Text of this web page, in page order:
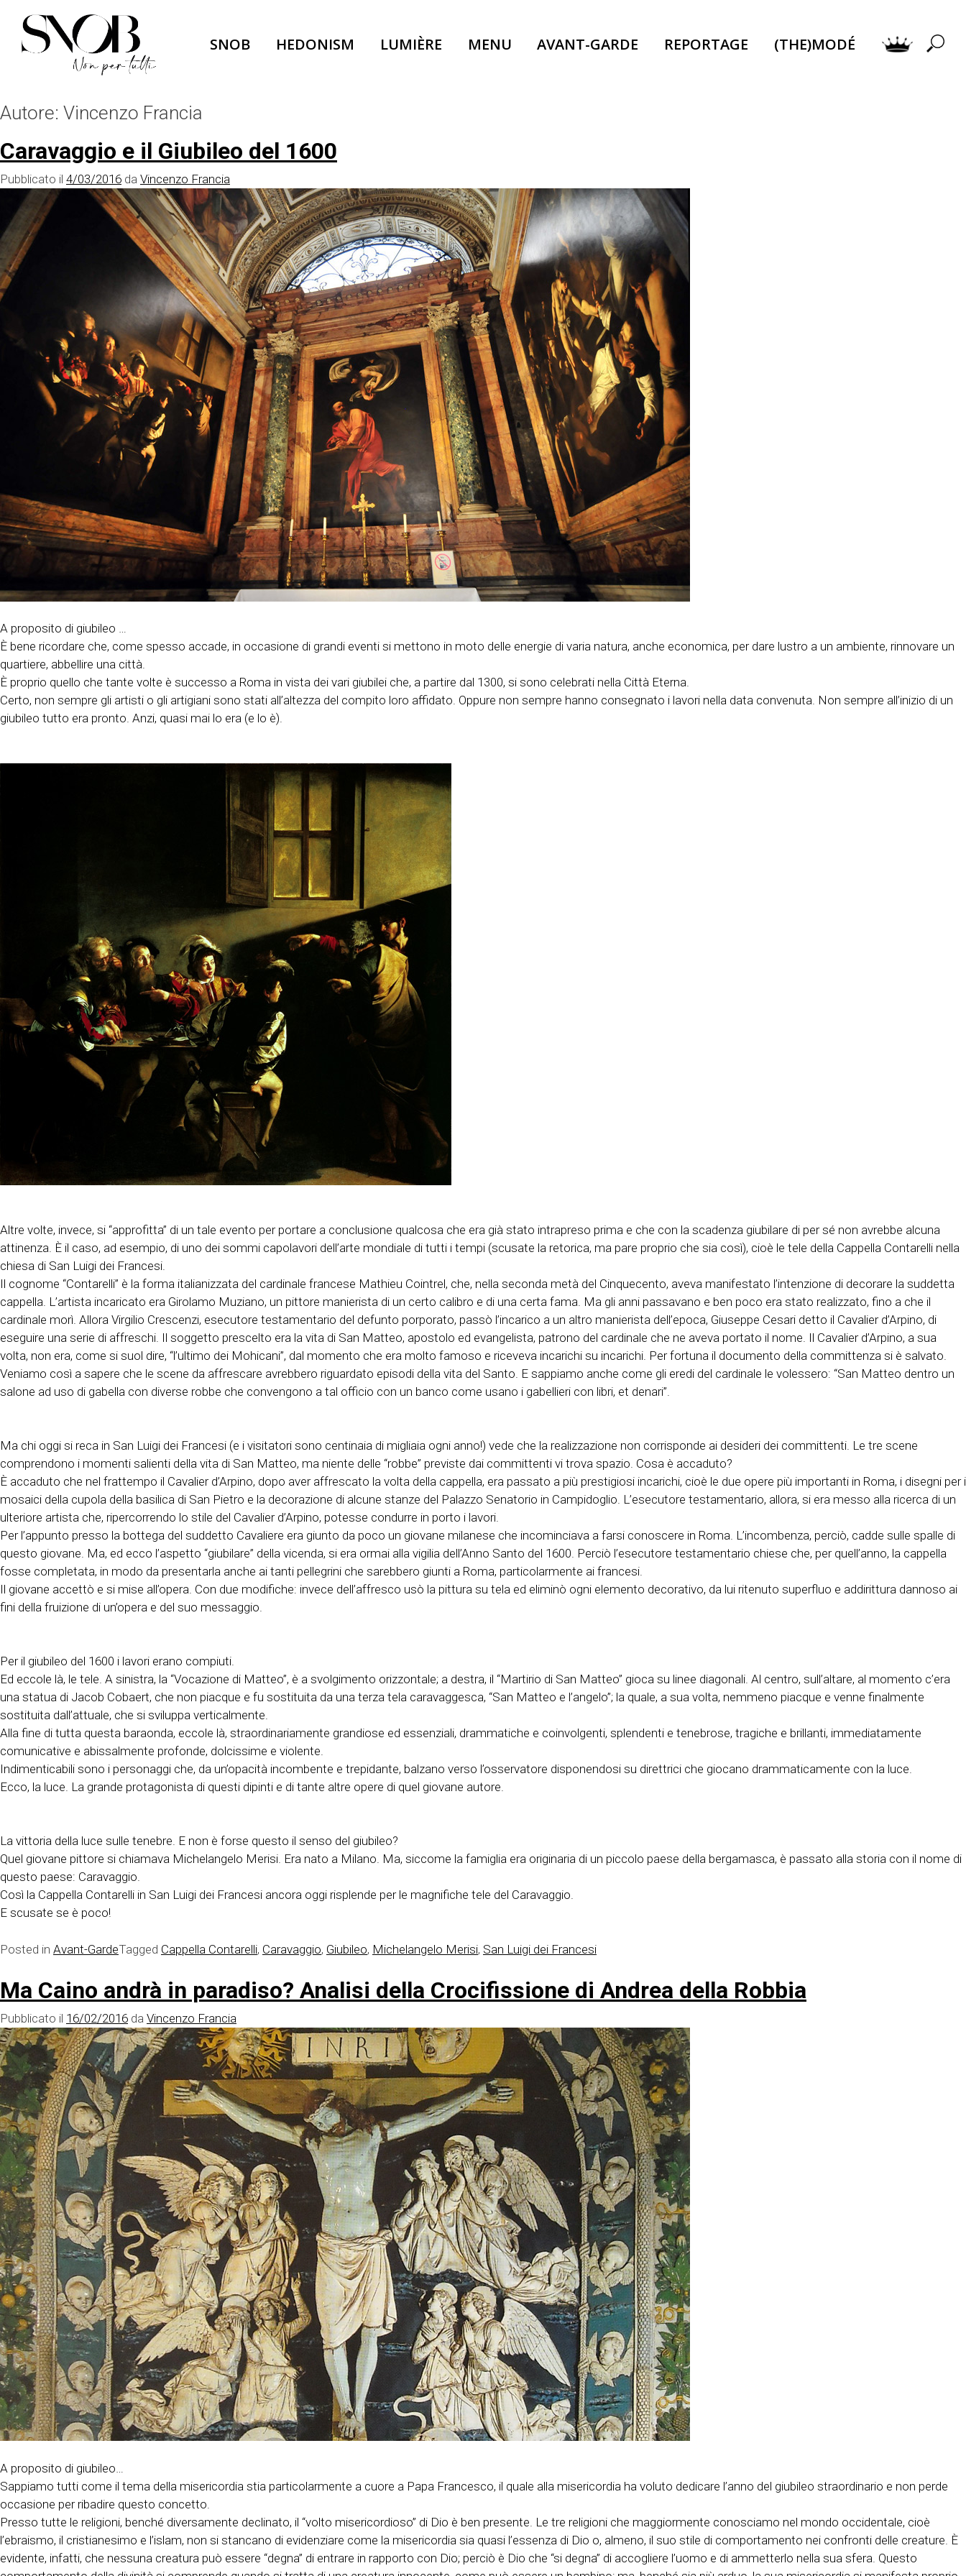
content
SNOB HEDONISM LUMIÈRE MENU AVANT-GARDE REPORTAGE (THE)MODÉ
Autore: Vincenzo Francia
Caravaggio e il Giubileo del 1600
Pubblicato il 4/03/2016 da Vincenzo Francia
A proposito di giubileo …
È bene ricordare che, come spesso accade, in occasione di grandi eventi si mettono in moto delle energie di varia natura, anche economica, per dare lustro a un ambiente, rinnovare un
quartiere, abbellire una città.
È proprio quello che tante volte è successo a Roma in vista dei vari giubilei che, a partire dal 1300, si sono celebrati nella Città Eterna.
Certo, non sempre gli artisti o gli artigiani sono stati all’altezza del compito loro affidato. Oppure non sempre hanno consegnato i lavori nella data convenuta. Non sempre all’inizio di un
giubileo tutto era pronto. Anzi, quasi mai lo era (e lo è).
Altre volte, invece, si “approfitta” di un tale evento per portare a conclusione qualcosa che era già stato intrapreso prima e che con la scadenza giubilare di per sé non avrebbe alcuna
attinenza. È il caso, ad esempio, di uno dei sommi capolavori dell’arte mondiale di tutti i tempi (scusate la retorica, ma pare proprio che sia così), cioè le tele della Cappella Contarelli nella
chiesa di San Luigi dei Francesi.
Il cognome “Contarelli” è la forma italianizzata del cardinale francese Mathieu Cointrel, che, nella seconda metà del Cinquecento, aveva manifestato l’intenzione di decorare la suddetta
cappella. L’artista incaricato era Girolamo Muziano, un pittore manierista di un certo calibro e di una certa fama. Ma gli anni passavano e ben poco era stato realizzato, fino a che il
cardinale morì. Allora Virgilio Crescenzi, esecutore testamentario del defunto porporato, passò l’incarico a un altro manierista dell’epoca, Giuseppe Cesari detto il Cavalier d’Arpino, di
eseguire una serie di affreschi. Il soggetto prescelto era la vita di San Matteo, apostolo ed evangelista, patrono del cardinale che ne aveva portato il nome. Il Cavalier d’Arpino, a sua
volta, non era, come si suol dire, “l’ultimo dei Mohicani”, dal momento che era molto famoso e riceveva incarichi su incarichi. Per fortuna il documento della committenza si è salvato.
Veniamo così a sapere che le scene da affrescare avrebbero riguardato episodi della vita del Santo. E sappiamo anche come gli eredi del cardinale le volessero: “San Matteo dentro un
salone ad uso di gabella con diverse robbe che convengono a tal officio con un banco come usano i gabellieri con libri, et denari”.
Ma chi oggi si reca in San Luigi dei Francesi (e i visitatori sono centinaia di migliaia ogni anno!) vede che la realizzazione non corrisponde ai desideri dei committenti. Le tre scene
comprendono i momenti salienti della vita di San Matteo, ma niente delle “robbe” previste dai committenti vi trova spazio. Cosa è accaduto?
È accaduto che nel frattempo il Cavalier d’Arpino, dopo aver affrescato la volta della cappella, era passato a più prestigiosi incarichi, cioè le due opere più importanti in Roma, i disegni per i
mosaici della cupola della basilica di San Pietro e la decorazione di alcune stanze del Palazzo Senatorio in Campidoglio. L’esecutore testamentario, allora, si era messo alla ricerca di un
ulteriore artista che, ripercorrendo lo stile del Cavalier d’Arpino, potesse condurre in porto i lavori.
Per l’appunto presso la bottega del suddetto Cavaliere era giunto da poco un giovane milanese che incominciava a farsi conoscere in Roma. L’incombenza, perciò, cadde sulle spalle di
questo giovane. Ma, ed ecco l’aspetto “giubilare” della vicenda, si era ormai alla vigilia dell’Anno Santo del 1600. Perciò l’esecutore testamentario chiese che, per quell’anno, la cappella
fosse completata, in modo da presentarla anche ai tanti pellegrini che sarebbero giunti a Roma, particolarmente ai francesi.
Il giovane accettò e si mise all’opera. Con due modifiche: invece dell’affresco usò la pittura su tela ed eliminò ogni elemento decorativo, da lui ritenuto superfluo e addirittura dannoso ai
fini della fruizione di un’opera e del suo messaggio.
Per il giubileo del 1600 i lavori erano compiuti.
Ed eccole là, le tele. A sinistra, la “Vocazione di Matteo”, è a svolgimento orizzontale; a destra, il “Martirio di San Matteo” gioca su linee diagonali. Al centro, sull’altare, al momento c’era
una statua di Jacob Cobaert, che non piacque e fu sostituita da una terza tela caravaggesca, “San Matteo e l’angelo”; la quale, a sua volta, nemmeno piacque e venne finalmente
sostituita dall’attuale, che si sviluppa verticalmente.
Alla fine di tutta questa baraonda, eccole là, straordinariamente grandiose ed essenziali, drammatiche e coinvolgenti, splendenti e tenebrose, tragiche e brillanti, immediatamente
comunicative e abissalmente profonde, dolcissime e violente.
Indimenticabili sono i personaggi che, da un’opacità incombente e trepidante, balzano verso l’osservatore disponendosi su direttrici che giocano drammaticamente con la luce.
Ecco, la luce. La grande protagonista di questi dipinti e di tante altre opere di quel giovane autore.
La vittoria della luce sulle tenebre. E non è forse questo il senso del giubileo?
Quel giovane pittore si chiamava Michelangelo Merisi. Era nato a Milano. Ma, siccome la famiglia era originaria di un piccolo paese della bergamasca, è passato alla storia con il nome di
questo paese: Caravaggio.
Così la Cappella Contarelli in San Luigi dei Francesi ancora oggi risplende per le magnifiche tele del Caravaggio.
E scusate se è poco!
Posted in Avant-GardeTagged Cappella Contarelli, Caravaggio, Giubileo, Michelangelo Merisi, San Luigi dei Francesi
Ma Caino andrà in paradiso? Analisi della Crocifissione di Andrea della Robbia
Pubblicato il 16/02/2016 da Vincenzo Francia
A proposito di giubileo…
Sappiamo tutti come il tema della misericordia stia particolarmente a cuore a Papa Francesco, il quale alla misericordia ha voluto dedicare l’anno del giubileo straordinario e non perde
occasione per ribadire questo concetto.
Presso tutte le religioni, benché diversamente declinato, il “volto misericordioso” di Dio è ben presente. Le tre religioni che maggiormente conosciamo nel mondo occidentale, cioè
l’ebraismo, il cristianesimo e l’islam, non si stancano di evidenziare come la misericordia sia quasi l’essenza di Dio o, almeno, il suo stile di comportamento nei confronti delle creature. È
evidente, infatti, che nessuna creatura può essere “degna” di entrare in rapporto con Dio; perciò è Dio che “si degna” di accogliere l’uomo e di ammetterlo nella sua sfera. Questo